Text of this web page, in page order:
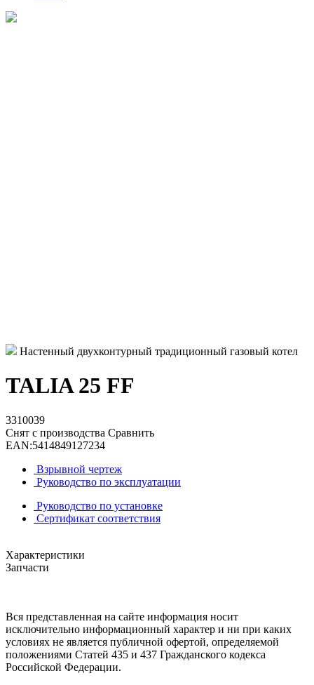
Настенный двухконтурный традиционный газовый котел
TALIA 25 FF
3310039
Снят с производства Сравнить
EAN:5414849127234
Взрывной чертеж
Руководство по эксплуатации
Руководство по установке
Сертификат соответствия
Характеристики
Запчасти
Вся представленная на сайте информация носит
исключительно информационный характер и ни при каких
условиях не является публичной офертой, определяемой
положениями Статей 435 и 437 Гражданского кодекса
Российской Федерации.